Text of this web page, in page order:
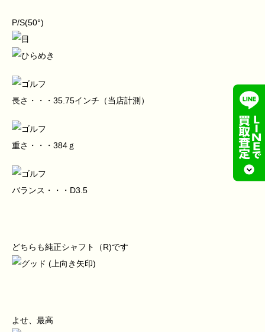
P/S(50°)
長さ・・・35.75インチ（当店計測）
重さ・・・384ｇ
バランス・・・D3.5
どちらも純正シャフト（R)です
よせ、最高